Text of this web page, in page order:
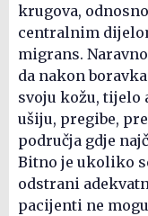
krugova,
centralnim
migrans.
da nakon
svoju kožu, tijelo
ušiju, pregibe,
područja gdje
Bitno je ukoliko
odstrani
pacijenti ne